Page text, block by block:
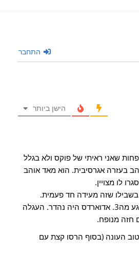
התחבר
הישן ביותר
שאני ראיתי של פוקס ולא בגלל
בעזרה אגרסיבית. הוא מאד אוהב
לו מצויין.
בשבילו שזה מעידה חד פעמית.
מיני חזקה יותר ממה שהערכתי היום אפילו קונלי שלא קל סל 5 שנים פגע מה3. אדוארדס היה נהדר. העגלה
העונה (בסוף הרסו קצת עם